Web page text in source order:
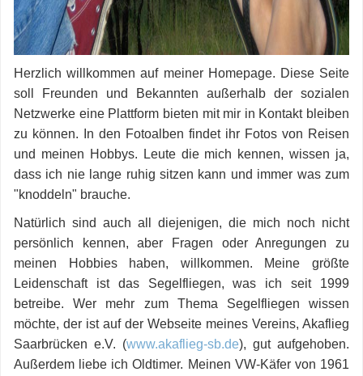
Herzlich willkommen auf meiner Homepage. Diese Seite
soll Freunden und Bekannten außerhalb der sozialen
Netzwerke eine Plattform bieten mit mir in Kontakt bleiben
zu können. In den Fotoalben findet ihr Fotos von Reisen
und meinen Hobbys. Leute die mich kennen, wissen ja,
dass ich nie lange ruhig sitzen kann und immer was zum
"knoddeln" brauche.
Natürlich sind auch all diejenigen, die mich noch nicht
persönlich kennen, aber Fragen oder Anregungen zu
meinen Hobbies haben, willkommen. Meine größte
Leidenschaft ist das Segelfliegen, was ich seit 1999
betreibe. Wer mehr zum Thema Segelfliegen wissen
möchte, der ist auf der Webseite meines Vereins, Akaflieg
Saarbrücken e.V. (www.akaflieg-sb.de), gut aufgehoben.
Außerdem liebe ich Oldtimer. Meinen VW-Käfer von 1961